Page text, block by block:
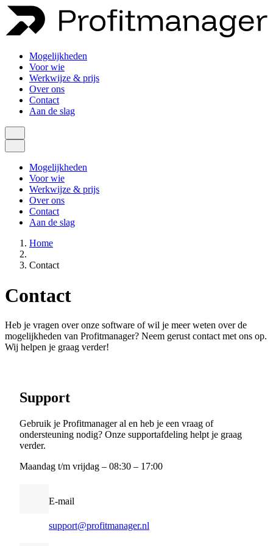
Mogelijkheden
Voor wie
Werkwijze & prijs
Over ons
Contact
Aan de slag
Mogelijkheden
Voor wie
Werkwijze & prijs
Over ons
Contact
Aan de slag
Home
Contact
Contact
Heb je vragen over onze software of wil je meer weten over de
mogelijkheden van Profitmanager? Neem gerust contact met ons op.
Wij helpen je graag verder!
Support
Gebruik je Profitmanager al en heb je een vraag of
ondersteuning nodig? Onze supportafdeling helpt je graag
verder.
Maandag t/m vrijdag – 08:30 – 17:00
E-mail
support@profitmanager.nl